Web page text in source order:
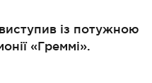
із потужною
«Греммі».